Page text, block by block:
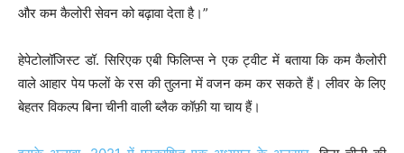
और कम कैलोरी सेवन को बढ़ावा देता है।”
हेपेटोलॉजिस्ट डॉ. सिरिएक एबी फिलिप्स ने एक ट्वीट में बताया कि कम कैलोरी
वाले आहार पेय फलों के रस की तुलना में वजन कम कर सकते हैं। लीवर के लिए
बेहतर विकल्प बिना चीनी वाली ब्लैक कॉफ़ी या चाय हैं।